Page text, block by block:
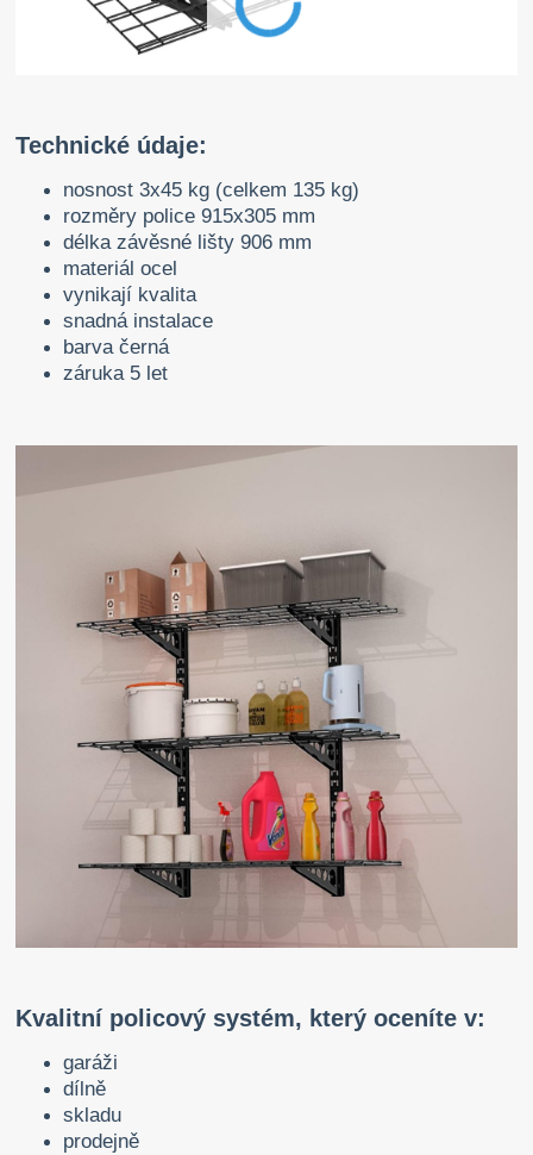
Technické údaje:
nosnost 3x45 kg (celkem 135 kg)
rozměry police 915x305 mm
délka závěsné lišty 906 mm
materiál ocel
vynikají kvalita
snadná instalace
barva černá
záruka 5 let
Kvalitní policový systém, který oceníte v:
garáži
dílně
skladu
prodejně